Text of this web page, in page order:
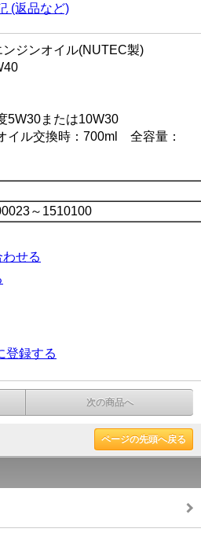
(返品など)
ジンオイル(NUTEC製)
5W30または10W30
ル交換時：700ml 全容量：
～1510100
せる
登録する
次の商品へ
ページの先頭へ戻る